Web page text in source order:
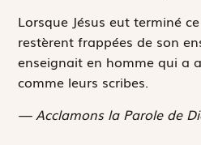
Lorsque Jésus eut terminé
restèrent frappées de son
enseignait en homme qui a
comme leurs scribes.
— Acclamons la Parole de